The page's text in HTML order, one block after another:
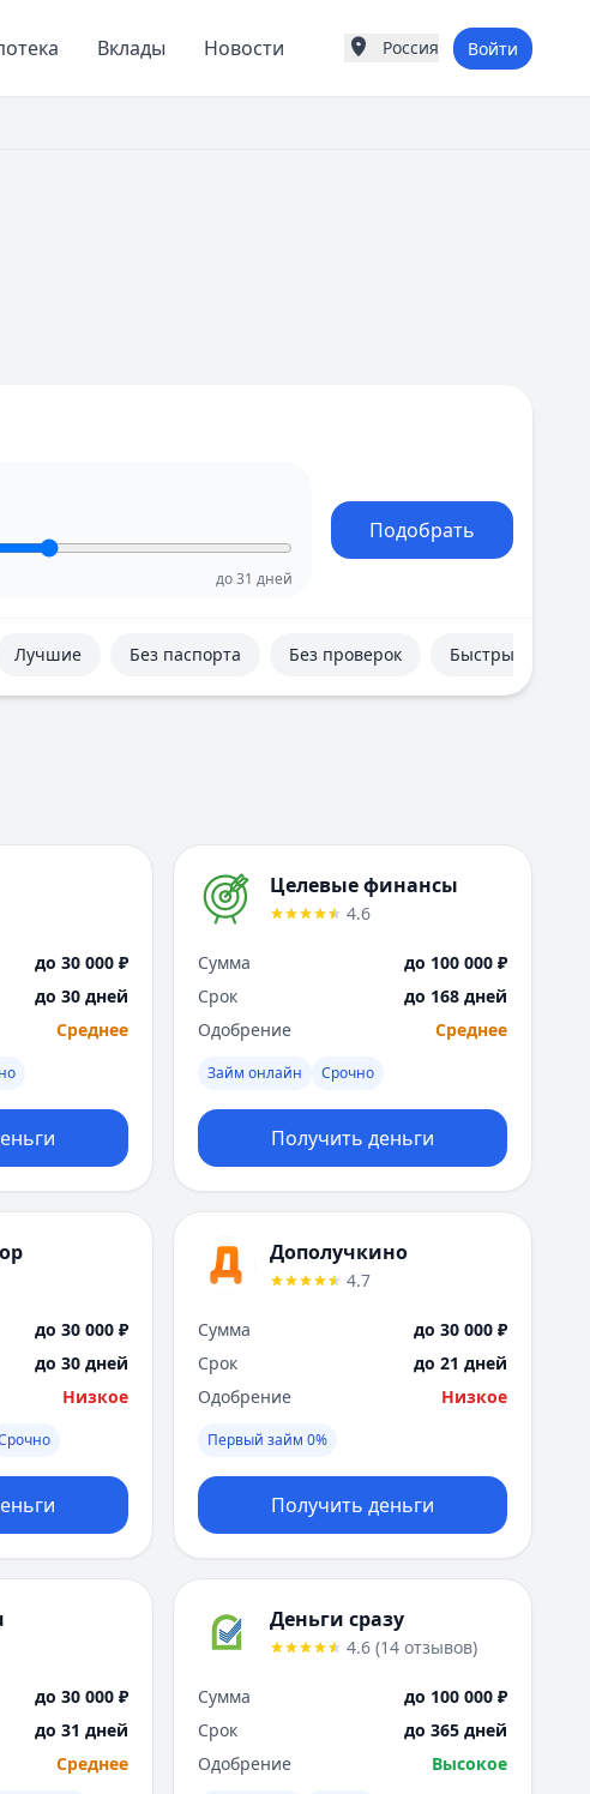
Вклады Новости
Города России
Воронеж
Ижевск
Иркутск
Красноярск
Курск
Липецк
Магнитогорск
Махачкала
Набережные Челны
Нижний Новгород
Новокузнецк
О
Оренбург
Ростов-на-Дону
Рязань
С
Самара
Санкт-Петербург
Саратов
Севастополь
Сургут
Россия Войти
до31 дней
Подобрать
Лучшие Без паспорта Без проверок Быстрые
до 30 000 ₽
до 30 дней
Среднее
Целевые финансы
4.6
Сумма
до 100 000 ₽
Срок
до 168 дней
Одобрение
Среднее
Займ онлайн Срочно
Получить деньги
до 30 000 ₽
до 30 дней
Низкое
Дополучкино
4.7
Сумма
до 30 000 ₽
Срок
до 21 дней
Одобрение
Низкое
Первый займ 0%
Получить деньги
до 30 000 ₽
до 31 дней
Среднее
Деньги сразу
4.6 (14 отзывов)
Сумма
до 100 000 ₽
Срок
до 365 дней
Одобрение
Высокое